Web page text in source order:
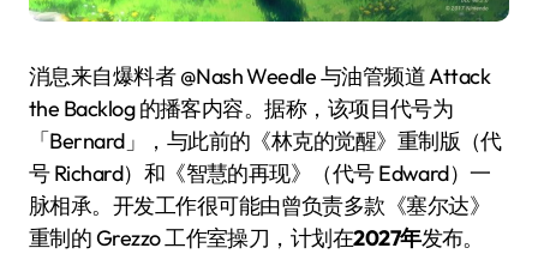
消息来自爆料者 @Nash Weedle 与油管频道 Attack
the Backlog 的播客内容。据称，该项目代号为
「Bernard」，与此前的《林克的觉醒》重制版（代
号 Richard）和《智慧的再现》（代号 Edward）一
脉相承。开发工作很可能由曾负责多款《塞尔达》
重制的 Grezzo 工作室操刀，计划在2027年发布。